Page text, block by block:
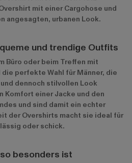
mit einer Cargohose und
angesagten, urbanen Look.
und trendige Outfits
Büro oder beim Treffen mit
perfekte Wahl für Männer, die
dennoch stilvollen Look
Komfort einer Jacke und den
und sind damit ein echter
der Overshirts macht sie ideal für
oder schick.
besonders ist